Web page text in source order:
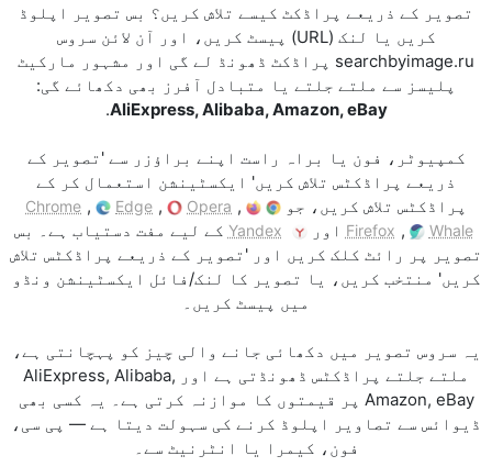
تصویر کے ذریعے پراڈکٹ کیسے تلاش کریں؟ بس تصویر اپلوڈ
کریں یا لنک (URL) پیسٹ کریں، اور آن لائن سروس
searchbyimage.ru پراڈکٹ ڈھونڈ لے گی اور مشہور مارکیٹ
پلیسز سے ملتے جلتے یا متبادل آفرز بھی دکھائے گی:
AliExpress, Alibaba, Amazon, eBay
.
کمپیوٹر، فون یا براہ راست اپنے براؤزر سے 'تصویر کے
ذریعے پراڈکٹس تلاش کریں' ایکسٹینشن استعمال کر کے
پراڈکٹس تلاش کریں، جو
Chrome , Edge , Opera ,
Firefox , Whale اور Yandex کے لیے مفت دستیاب ہے۔ بس
تصویر پر رائٹ کلک کریں اور 'تصویر کے ذریعے پراڈکٹس تلاش
کریں' منتخب کریں، یا تصویر کا لنک/فائل ایکسٹینشن ونڈو
میں پیسٹ کریں۔
یہ سروس تصویر میں دکھائی جانے والی چیز کو پہچانتی ہے،
ملتے جلتے پراڈکٹس ڈھونڈتی ہے اور AliExpress, Alibaba,
Amazon, eBay پر قیمتوں کا موازنہ کرتی ہے۔ یہ کسی بھی
ڈیوائس سے تصاویر اپلوڈ کرنے کی سہولت دیتا ہے — پی سی،
فون، کیمرا یا انٹرنیٹ سے۔